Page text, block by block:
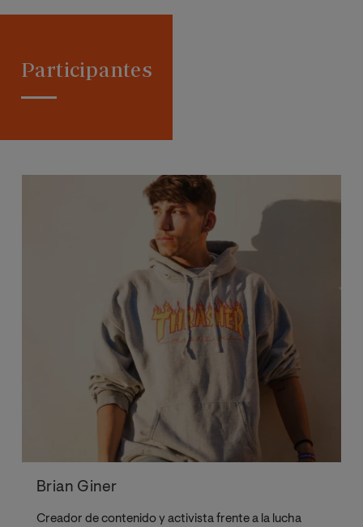
Participantes
Brian Giner
Creador de contenido y activista frente a la lucha